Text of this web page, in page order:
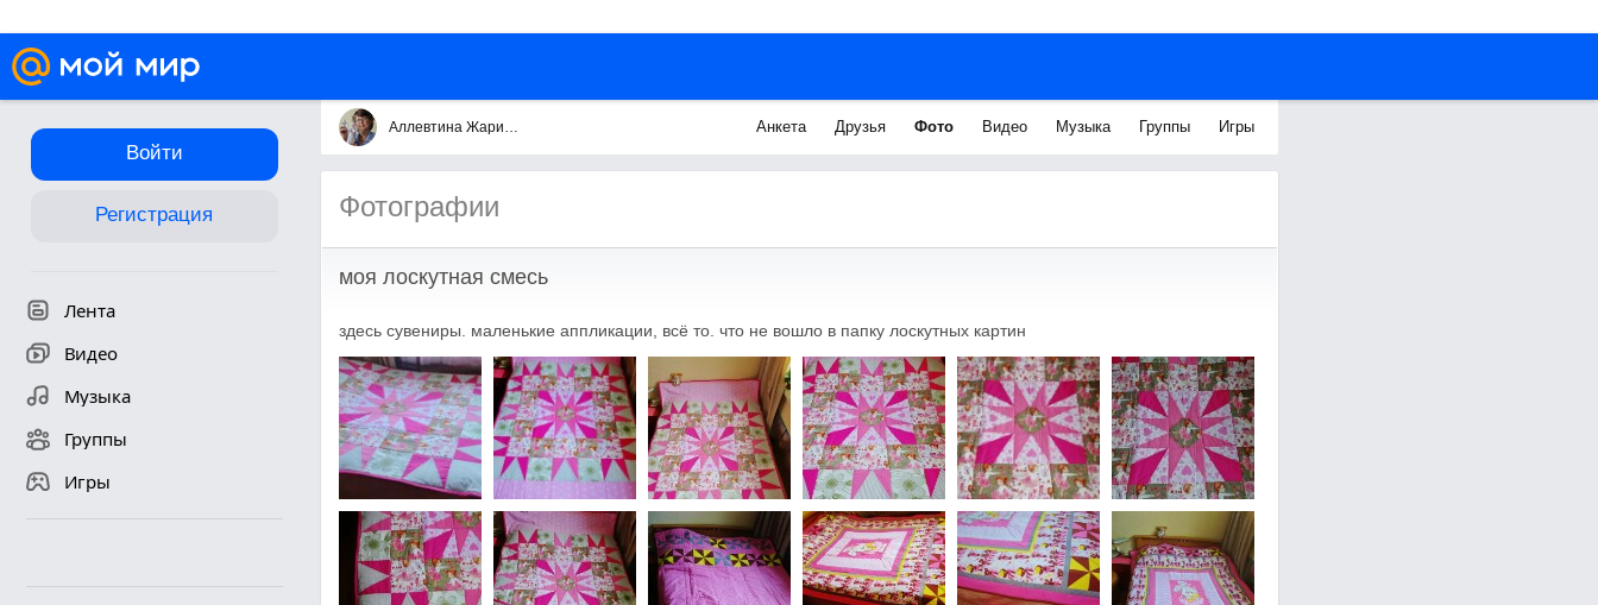
Войти
Регистрация
Лента
Видео
Музыка
Группы
Игры
Аллевтина Жарикова Анкета Друзья Фото Видео Музыка Группы Игры
Фотографии
моя лоскутная смесь
здесь сувениры. маленькие аппликации, всё то. что не вошло в папку лоскутных картин